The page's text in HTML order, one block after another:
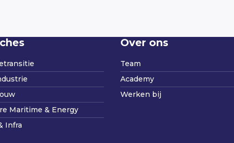
Maritime & Energy
Infra
Over ons
Team
Academy
Werken bij